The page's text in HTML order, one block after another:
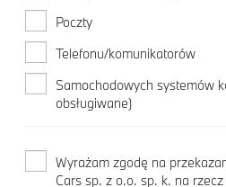
Poczty
Telefonu/komunikatorów
Samochodowych systemów
obsługiwane)
Wyrażam zgodę na
Cars sp. z o.o. sp. k. na